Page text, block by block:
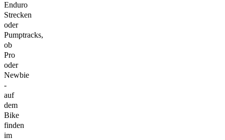
Enduro
Strecken
oder
Pumptracks,
ob
Pro
oder
Newbie
-
auf
dem
Bike
finden
im